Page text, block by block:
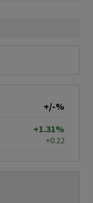
+/-%
+1.31%
+0.22